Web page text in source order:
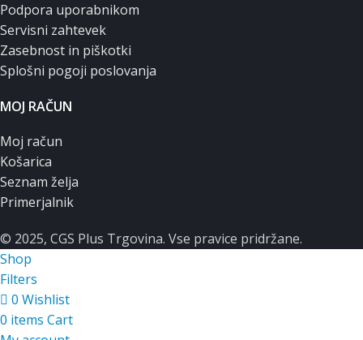
Podpora uporabnikom
Servisni zahtevek
Zasebnost in piškotki
Splošni pogoji poslovanja
MOJ RAČUN
Moj račun
Košarica
Seznam želja
Primerjalnik
© 2025, CGS Plus Trgovina. Vse pravice pridržane.
Shop
Filters
0 Wishlist
0 items Cart